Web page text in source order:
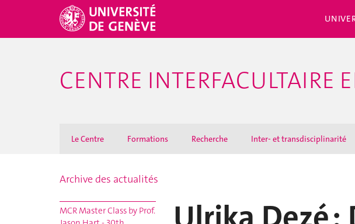
CENTRE INTERFACULTAIRE
Le Centre Formations Recherche Inter- et transdisciplinarité
Archive des actualités
MCR Master Class by Prof.